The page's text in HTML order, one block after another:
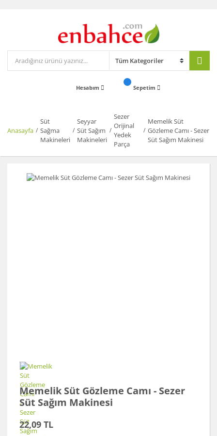
Hesabım Sepetim
Anasayfa
Süt
Sağma
Makineleri
Seyyar
Süt Sağım
Makineleri
Sezer
Orijinal
Yedek
Parça
Memelik Süt
Gözleme Camı - Sezer
Süt Sağım Makinesi
Memelik Süt Gözleme Camı - Sezer
Süt Sağım Makinesi
22,09 TL